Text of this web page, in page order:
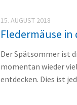
15. AUGUST 2018
Fledermäuse
Der Spätsommer ist
momentan wieder
entdecken. Dies ist